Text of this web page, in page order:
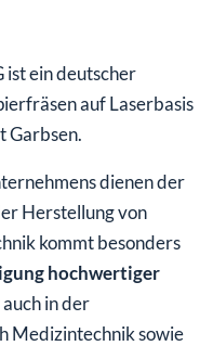
ist ein deutscher
auf Laserbasis
Garbsen.
dienen der
Herstellung von
kommt besonders
hochwertiger
in der
Medizintechnik sowie